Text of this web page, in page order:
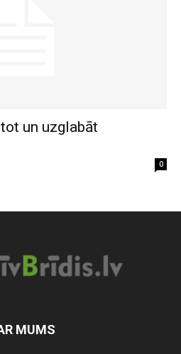
un uzglabāt
0
MUMS